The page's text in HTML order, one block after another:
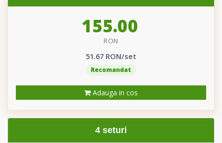
155.00
RON
51.67 RON/set
Recomandat
Adauga in cos
4 seturi